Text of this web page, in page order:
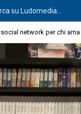
network per chi